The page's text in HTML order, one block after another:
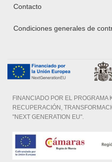
Contacto
Condiciones generales de
FINANCIADO POR EL PROGRAMA
RECUPERACIÓN,
"NEXT GENERATION EU".